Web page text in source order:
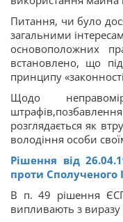
Питання, чи було
загальними
основоположних
встановлено, що
принципу
Щодо
розглядається як
володіння особи
Рішення від
проти Сполученого
В п. 49 рішення
випливають з